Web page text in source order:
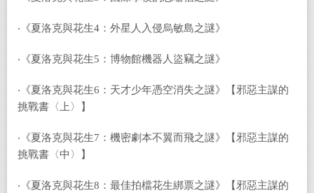
‧《夏洛克與花生4：外星人入侵烏敏島之謎》
‧《夏洛克與花生5：博物館機器人盜竊之謎》
‧《夏洛克與花生6：天才少年憑空消失之謎》【邪惡主謀的
挑戰書〈上〉】
‧《夏洛克與花生7：機密劇本不翼而飛之謎》【邪惡主謀的
挑戰書〈中〉】
‧《夏洛克與花生8：最佳拍檔花生綁票之謎》【邪惡主謀的